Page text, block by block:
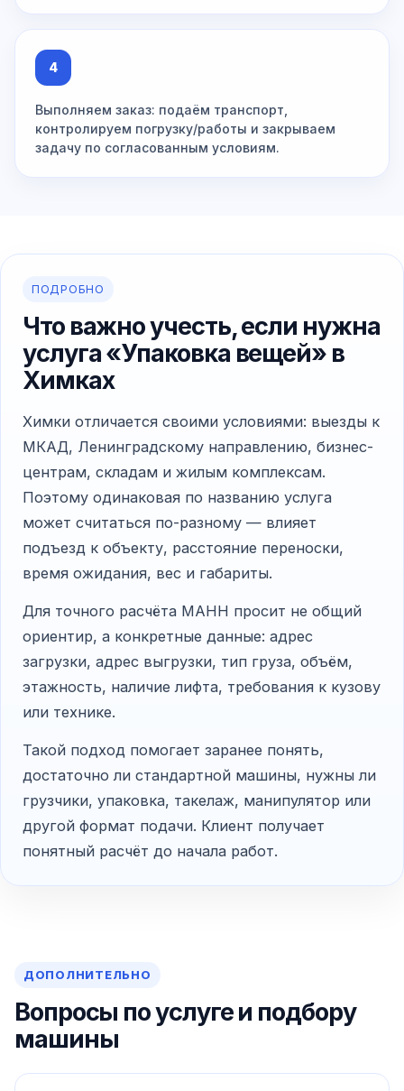
4
Выполняем заказ: подаём транспорт,
контролируем погрузку/работы и закрываем
задачу по согласованным условиям.
ПОДРОБНО
Что важно учесть, если нужна
услуга «Упаковка вещей» в
Химках
Химки отличается своими условиями: выезды к
МКАД, Ленинградскому направлению, бизнес-
центрам, складам и жилым комплексам.
Поэтому одинаковая по названию услуга
может считаться по-разному — влияет
подъезд к объекту, расстояние переноски,
время ожидания, вес и габариты.
Для точного расчёта МАНН просит не общий
ориентир, а конкретные данные: адрес
загрузки, адрес выгрузки, тип груза, объём,
этажность, наличие лифта, требования к кузову
или технике.
Такой подход помогает заранее понять,
достаточно ли стандартной машины, нужны ли
грузчики, упаковка, такелаж, манипулятор или
другой формат подачи. Клиент получает
понятный расчёт до начала работ.
ДОПОЛНИТЕЛЬНО
Вопросы по услуге и подбору
машины